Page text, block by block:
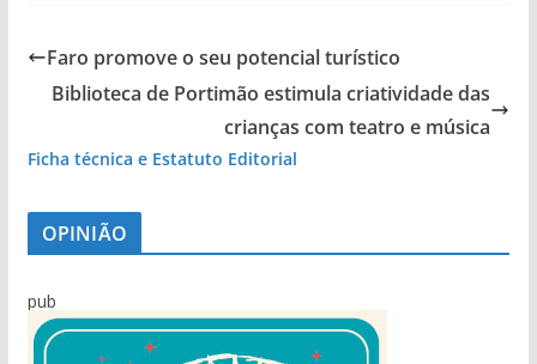
Faro promove o seu potencial turístico
Biblioteca de Portimão estimula criatividade das
crianças com teatro e música
Ficha técnica e Estatuto Editorial
OPINIÃO
pub